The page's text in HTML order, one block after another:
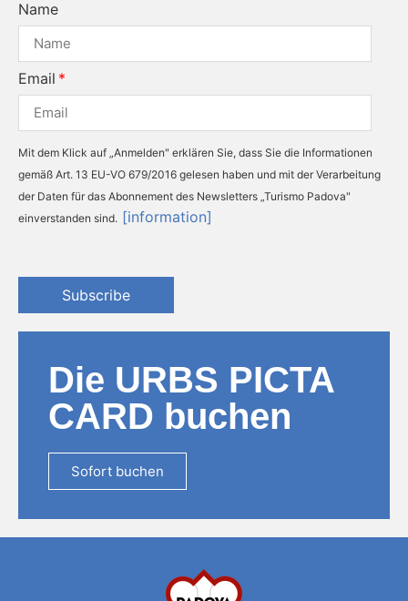
Name
Email
Mit dem Klick auf „Anmelden" erklären Sie, dass Sie die Informationen
gemäß Art. 13 EU-VO 679/2016 gelesen haben und mit der Verarbeitung
der Daten für das Abonnement des Newsletters „Turismo Padova"
einverstanden sind. [information]
Subscribe
Die URBS PICTA
CARD buchen
Sofort buchen